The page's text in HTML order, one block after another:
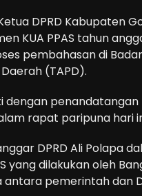
DPRD Kabupaten
KUA PPAS tahun
pembahasan di
(TAPD).
dengan
rapat paripuna hari
DPRD Ali Polapa
yang dilakukan oleh
pemerintah dan